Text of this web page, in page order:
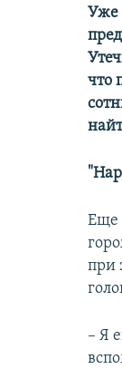
Уже
что
Еще
при
– Я